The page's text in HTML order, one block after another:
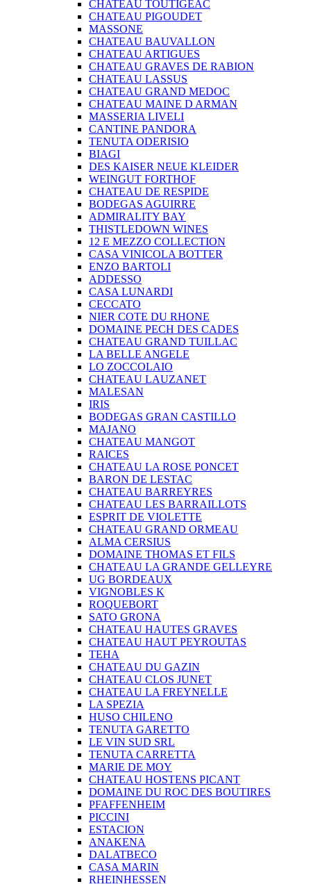
CHATEAU TOUTIGEAC
CHATEAU PIGOUDET
MASSONE
CHATEAU BAUVALLON
CHATEAU ARTIGUES
CHATEAU GRAVES DE RABION
CHATEAU LASSUS
CHATEAU GRAND MEDOC
CHATEAU MAINE D ARMAN
MASSERIA LIVELI
CANTINE PANDORA
TENUTA ODERISIO
BIAGI
DES KAISER NEUE KLEIDER
WEINGUT FORTHOF
CHATEAU DE RESPIDE
BODEGAS AGUIRRE
ADMIRALITY BAY
THISTLEDOWN WINES
12 E MEZZO COLLECTION
CASA VINICOLA BOTTER
ENZO BARTOLI
ADDESSO
CASA LUNARDI
CECCATO
NIER COTE DU RHONE
DOMAINE PECH DES CADES
CHATEAU GRAND TUILLAC
LA BELLE ANGELE
LO ZOCCOLAIO
CHATEAU LAUZANET
MALESAN
IRIS
BODEGAS GRAN CASTILLO
MAJANO
CHATEAU MANGOT
RAICES
CHATEAU LA ROSE PONCET
BARON DE LESTAC
CHATEAU BARREYRES
CHATEAU LES BARRAILLOTS
ESPRIT DE VIOLETTE
CHATEAU GRAND ORMEAU
ALMA CERSIUS
DOMAINE THOMAS ET FILS
CHATEAU LA GRANDE GELLEYRE
UG BORDEAUX
VIGNOBLES K
ROQUEBORT
SATO GRONA
CHATEAU HAUTES GRAVES
CHATEAU HAUT PEYROUTAS
TEHA
CHATEAU DU GAZIN
CHATEAU CLOS JUNET
CHATEAU LA FREYNELLE
LA SPEZIA
HUSO CHILENO
TENUTA GARETTO
LE VIN SUD SRL
TENUTA CARRETTA
MARIE DE MOY
CHATEAU HOSTENS PICANT
DOMAINE DU ROC DES BOUTIRES
PFAFFENHEIM
PICCINI
ESTACION
ANAKENA
DALATBECO
CASA MARIN
RHEINHESSEN